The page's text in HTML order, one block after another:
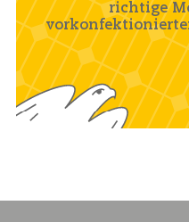
richtige